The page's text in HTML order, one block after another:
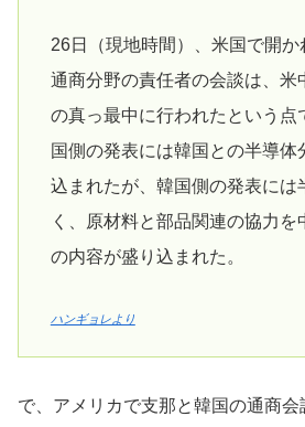
26日（現地時間）、米国で開
通商分野の責任者の会談は、米
の真っ最中に行われたという点
国側の発表には韓国との半導体
込まれたが、韓国側の発表には
く、原材料と部品関連の協力を
の内容が盛り込まれた。
ハンギョレより
で、アメリカで支那と韓国の通商